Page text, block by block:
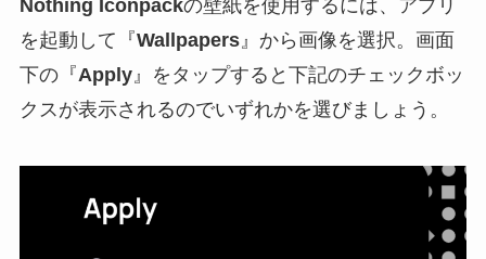
Nothing Iconpackの壁紙を使用するには、アプリ
を起動して『Wallpapers』から画像を選択。画面
下の『Apply』をタップすると下記のチェックボッ
クスが表示されるのでいずれかを選びましょう。